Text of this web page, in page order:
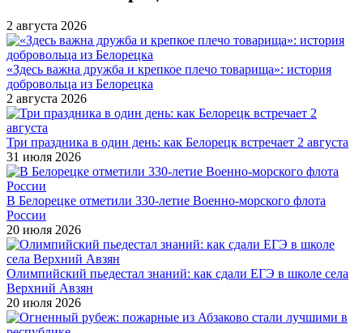
2 августа 2026
«Здесь важна дружба и крепкое плечо товарища»: история
добровольца из Белорецка
2 августа 2026
Три праздника в один день: как Белорецк встречает 2 августа
31 июля 2026
В Белорецке отметили 330-летие Военно-морского флота
России
20 июля 2026
Олимпийский пьедестал знаний: как сдали ЕГЭ в школе села
Верхний Авзян
20 июля 2026